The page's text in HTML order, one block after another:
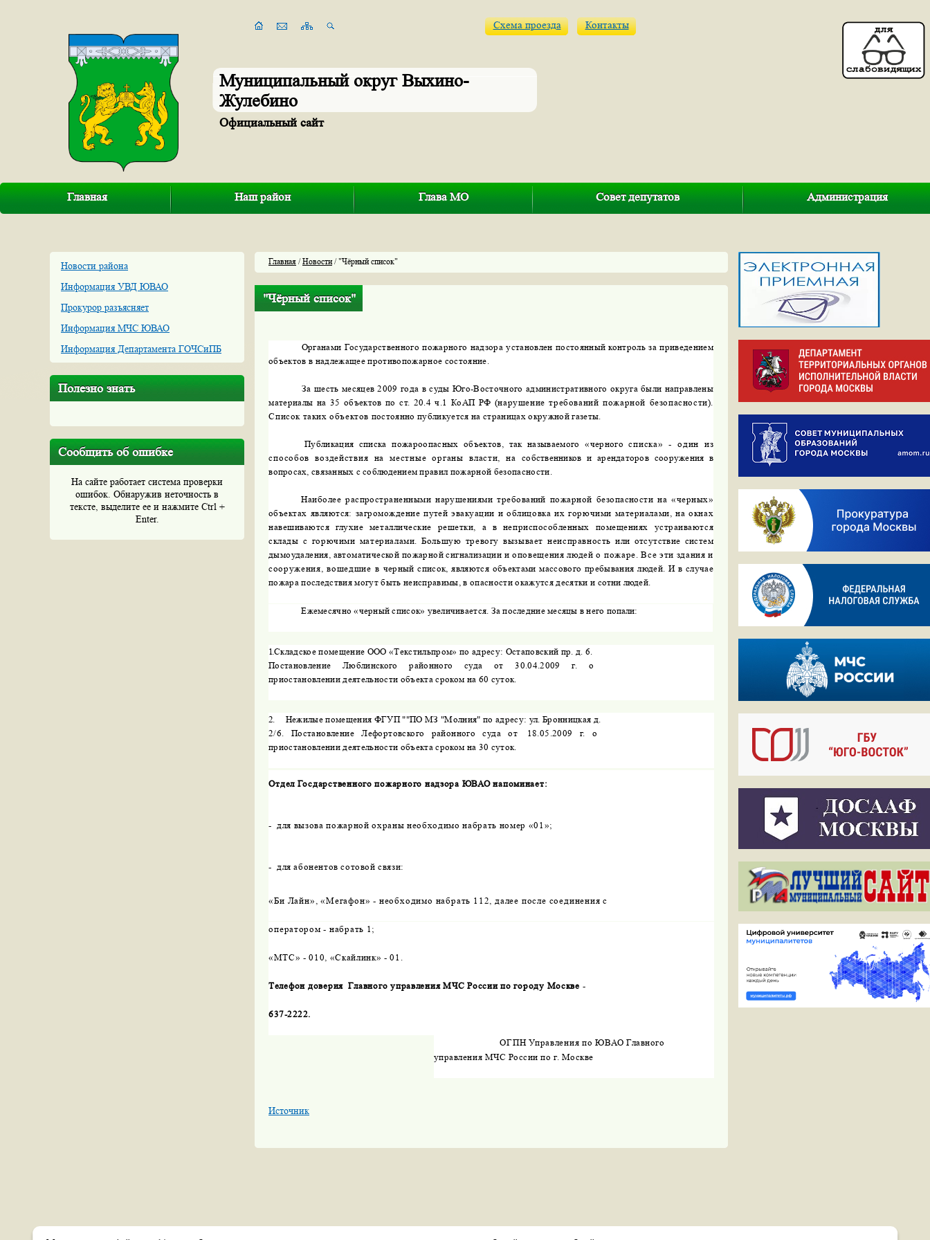
Муниципальный округ Выхино-
Жулебино
Официальный сайт
Схема проезда Контакты
Главная Наш район Глава МО Совет депутатов Администрация
Новости района
Информация УВД ЮВАО
Прокурор разъясняет
Информация МЧС ЮВАО
Информация Департамента ГОЧСиПБ
Полезно знать
Сообщить об ошибке
На сайте работает система проверки
ошибок. Обнаружив неточность в
тексте, выделите ее и нажмите Ctrl +
Enter.
Главная /Новости/ "Чёрный список"
"Чёрный список"
Органами Государственного пожарного надзора установлен постоянный контроль за приведением
объектов в надлежащее противопожарное состояние.
За шесть месяцев 2009 года в суды Юго-Восточного административного округа были направлены
материалы на 35 объектов по ст. 20.4 ч.1 КоАП РФ (нарушение требований пожарной безопасности).
Список таких объектов постоянно публикуется на страницах окружной газеты.
Публикация списка пожароопасных объектов, так называемого «черногосписка» - один из
способов воздействия на местные органы власти, на собственников и арендаторов сооружения в
вопросах, связанных с соблюдениемправил пожарной безопасности.
Наиболее распространенными нарушениями требований пожарной безопасности на «черных»
объектах являются: загромождение путей эвакуации и облицовка их горючими материалами, на окнах
навешиваются глухие металлические решетки, а в неприспособленных помещениях устраиваются
склады с горючими материалами. Большую тревогу вызывает неисправностьили отсутствие систем
дымоудаления, автоматической пожарной сигнализации и оповещения людей о пожаре. Все эти здания и
сооружения, вошедшие в черный список, являются объектами массового пребывания людей. И в случае
пожара последствия могут быть неисправимы, в опасности окажутся десятки и сотни людей.
Ежемесячно «черный список» увеличивается. За последние месяцы в него попали:
1. Складское помещение ООО «Текстильпром» по адресу: Остаповский пр. д. 6.
Постановление
Люблинского районного суда от 30.04.2009 г.
о
приостановлении деятельности объекта сроком на 60 суток.
2.
Нежилые помещения ФГУП ""ПО МЗ "Молния" по адресу: ул. Бронницкая д.
2/6.
Постановление Лефортовского районного суда от 18.05.2009 г.
о
приостановлении деятельности объекта сроком на 30 суток.
Отдел Госдарственного пожарного надзора ЮВАО напоминает:
- для вызова пожарной охраны необходимо набрать номер «01»;
- для абонентов сотовой связи:
«Би Лайн», «Мегафон» - необходимо набрать 112, далее после соединения с
оператором - набрать 1;
«МТС» - 010, «Скайлинк» - 01.
Телефон доверия Главного управления МЧС России по городу Москве -
637-2222.
ОГПН Управления по ЮВАО Главного
управления МЧС России по г. Москве
Источник